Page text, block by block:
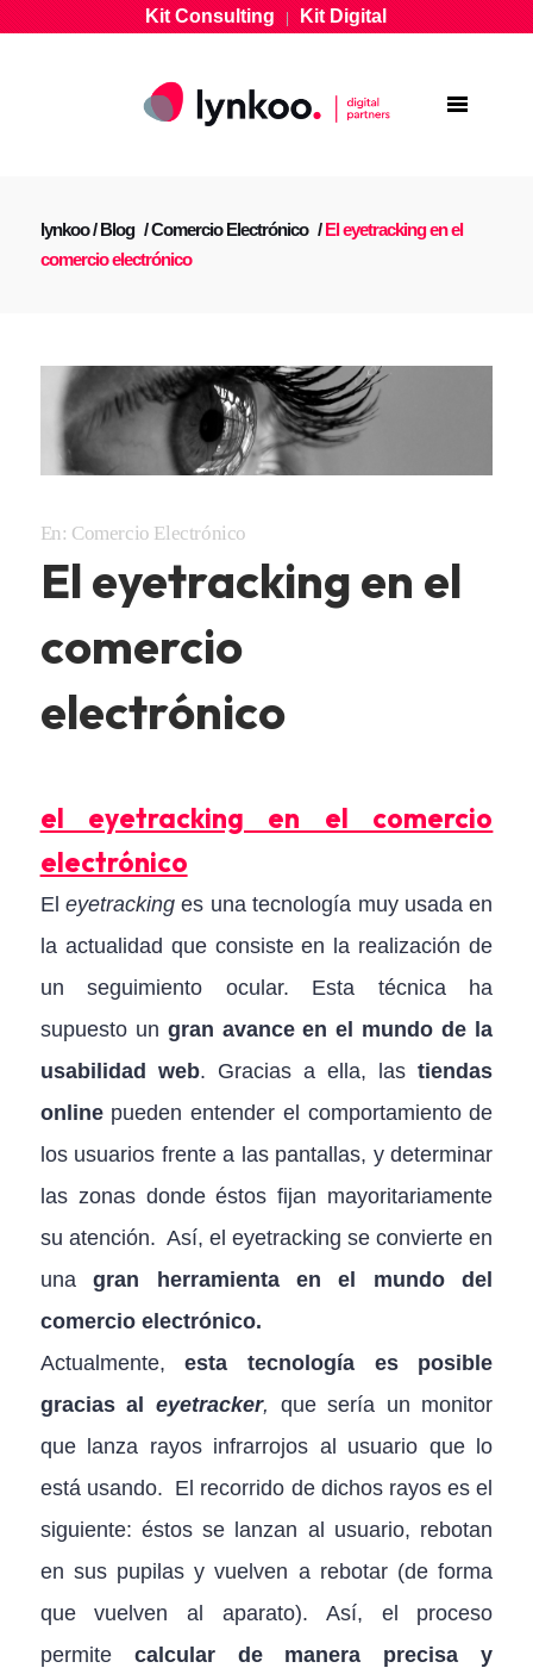
Kit Consulting|Kit Digital
lynkoo/Blog /Comercio Electrónico /El eyetracking en el
comercio electrónico
En: Comercio Electrónico
El eyetracking en el
comercio
electrónico
el eyetracking en el comercio
electrónico
El eyetrackinges una tecnología muy usada en
la actualidad que consiste en la realización de
un seguimiento ocular. Esta técnica ha
supuesto un gran avance en el mundo de la
usabilidad web. Gracias a ella, lastiendas
onlinepueden entender el comportamiento de
los usuarios frente a las pantallas, y determinar
las zonas donde éstos fijan mayoritariamente
su atención. Así, el eyetracking se convierte en
unagran herramienta en el mundo del
comercio electrónico.
Actualmente,esta tecnología es posible
gracias al eyetracker, que sería un monitor
que lanza rayos infrarrojos al usuario que lo
está usando. El recorrido de dichos rayos es el
siguiente: éstos se lanzan al usuario, rebotan
en sus pupilas y vuelven a rebotar (de forma
que vuelven al aparato). Así, el proceso
permite calcular de manera precisa y